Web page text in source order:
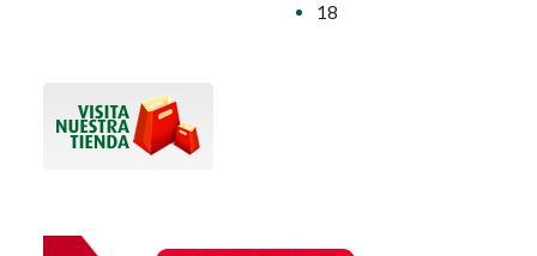
18